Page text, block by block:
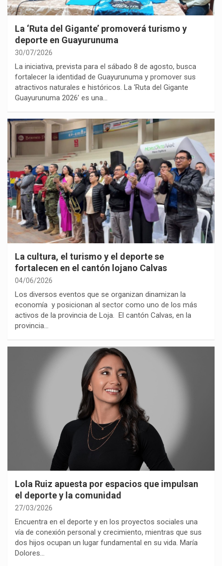
La ‘Ruta del Gigante’ promoverá turismo y
deporte en Guayurunuma
30/07/2026
La iniciativa, prevista para el sábado 8 de agosto, busca
fortalecer la identidad de Guayurunuma y promover sus
atractivos naturales e históricos. La ‘Ruta del Gigante
Guayurunuma 2026’ es una…
La cultura, el turismo y el deporte se
fortalecen en el cantón lojano Calvas
04/06/2026
Los diversos eventos que se organizan dinamizan la
economía y posicionan al sector como uno de los más
activos de la provincia de Loja. El cantón Calvas, en la
provincia…
Lola Ruiz apuesta por espacios que impulsan
el deporte y la comunidad
27/03/2026
Encuentra en el deporte y en los proyectos sociales una
vía de conexión personal y crecimiento, mientras que sus
dos hijos ocupan un lugar fundamental en su vida. María
Dolores…